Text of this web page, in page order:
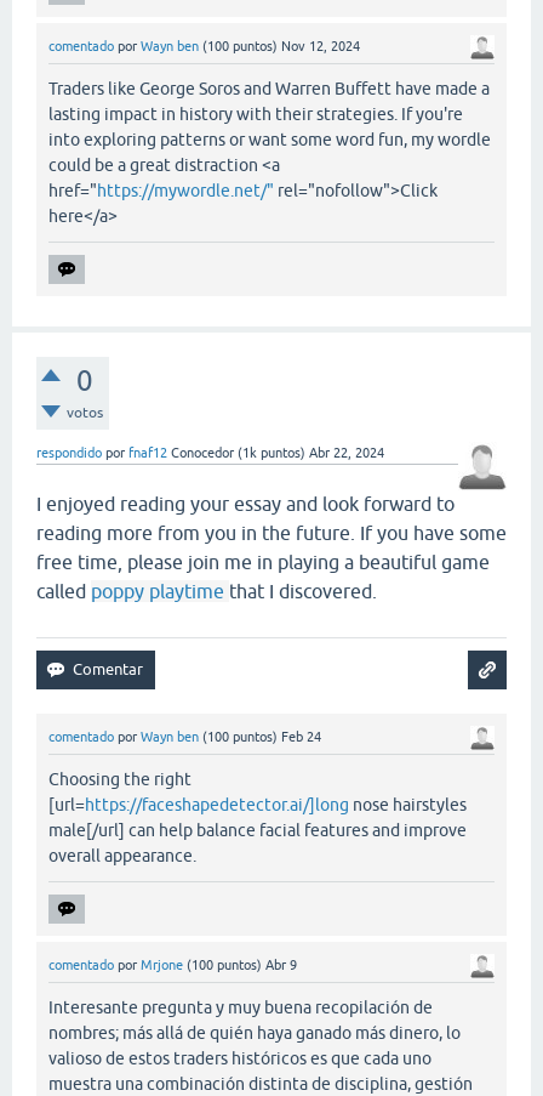
comentado por Wayn ben (100 puntos) Nov 12, 2024
Traders like George Soros and Warren Buffett have made a
lasting impact in history with their strategies. If you're
into exploring patterns or want some word fun, my wordle
could be a great distraction <a
href="https://mywordle.net/" rel="nofollow">Click
here</a>
0
votos
respondido por fnaf12 Conocedor (1k puntos) Abr 22, 2024
I enjoyed reading your essay and look forward to
reading more from you in the future. If you have some
free time, please join me in playing a beautiful game
called poppy playtime that I discovered.
comentado por Wayn ben (100 puntos) Feb 24
Choosing the right
[url=https://faceshapedetector.ai/]long nose hairstyles
male[/url] can help balance facial features and improve
overall appearance.
comentado por Mrjone (100 puntos) Abr 9
Interesante pregunta y muy buena recopilación de
nombres; más allá de quién haya ganado más dinero, lo
valioso de estos traders históricos es que cada uno
muestra una combinación distinta de disciplina, gestión